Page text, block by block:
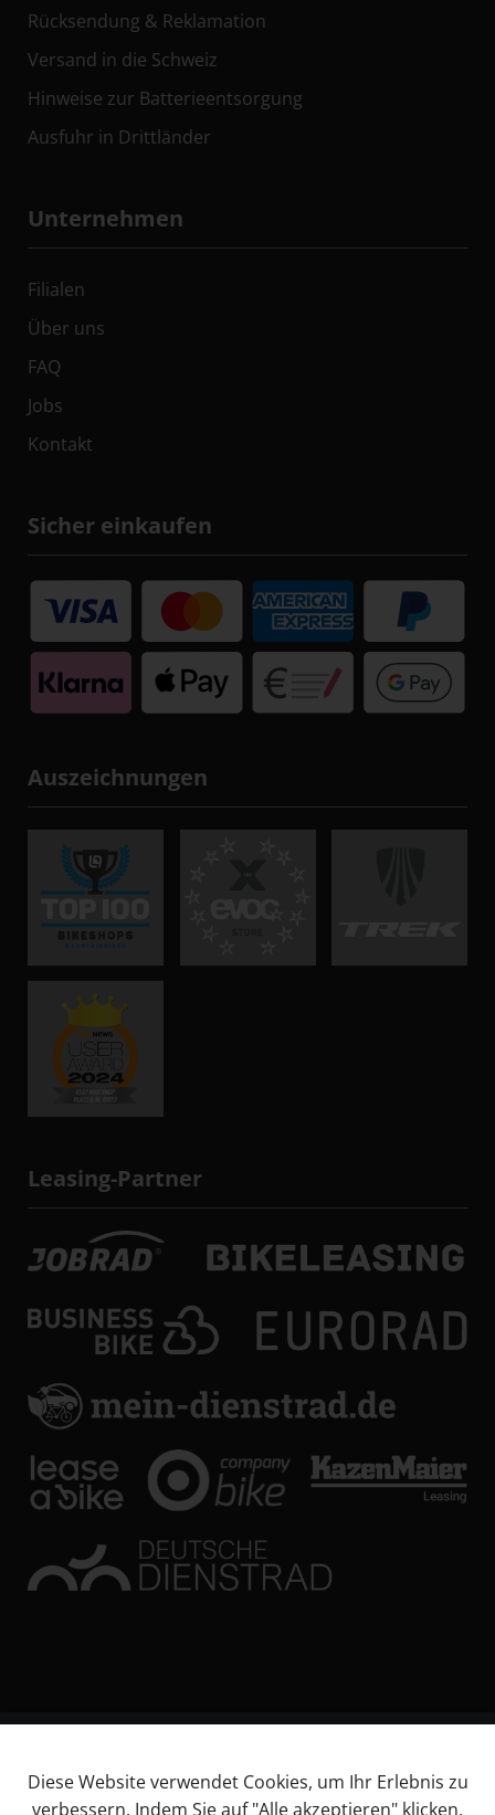
Rücksendung & Reklamation
Versand in die Schweiz
Hinweise zur Batterieentsorgung
Ausfuhr in Drittländer
Unternehmen
Filialen
Über uns
FAQ
Jobs
Kontakt
Sicher einkaufen
Auszeichnungen
Leasing-Partner
Impressum
Diese Website verwendet Cookies, um Ihr Erlebnis zu
verbessern. Indem Sie auf "Alle akzeptieren" klicken,